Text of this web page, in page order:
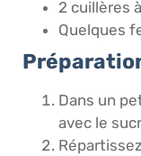
2 cuillères
Quelques
Dans un
avec le